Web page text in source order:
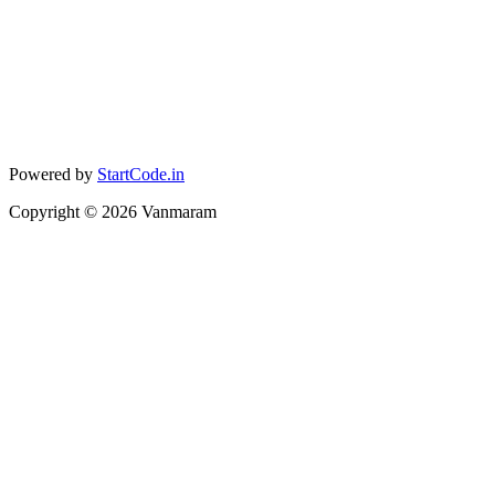
Powered by StartCode.in
Copyright © 2026 Vanmaram